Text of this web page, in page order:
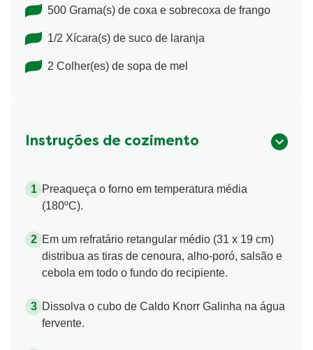
500 Grama(s) de coxa e sobrecoxa de frango
1/2 Xícara(s) de suco de laranja
2 Colher(es) de sopa de mel
Instruções de cozimento
Preaqueça o forno em temperatura média
(180ºC).
Em um refratário retangular médio (31 x 19 cm)
distribua as tiras de cenoura, alho-poró, salsão e
cebola em todo o fundo do recipiente.
Dissolva o cubo de Caldo Knorr Galinha na água
fervente.